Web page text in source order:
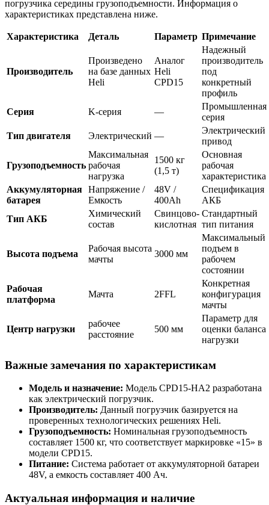
погрузчика середины грузоподъемности. Информация о
характеристиках представлена ниже.
Характеристика Деталь Параметр Примечание
Производитель
Произведено
на базе данных
Heli
Аналог
Heli
CPD15
Надежный
производитель
под
конкретный
профиль
Серия
K-серия —
Промышленная
серия
Тип двигателя
Электрический —
Электрический
привод
Грузоподъемность
Максимальная
рабочая
нагрузка
1500 кг
(1,5 т)
Основная
рабочая
характеристика
Аккумуляторная
батарея
Напряжение /
Емкость
48V /
400Ah
Спецификация
АКБ
Тип АКБ
Химический
состав
Свинцово-
кислотная
Стандартный
тип питания
Высота подъема
Рабочая высота
мачты
3000 мм
Максимальный
подъем в
рабочем
состоянии
Рабочая
платформа
Мачта 2FFL
Конкретная
конфигурация
мачты
Центр нагрузки
рабочее
расстояние
500 мм
Параметр для
оценки баланса
нагрузки
Важные замечания по характеристикам
Модель и назначение: Модель CPD15-HA2 разработана
как электрический погрузчик.
Производитель: Данный погрузчик базируется на
проверенных технологических решениях Heli.
Грузоподъемность: Номинальная грузоподъемность
составляет 1500 кг, что соответствует маркировке «15» в
модели CPD15.
Питание: Система работает от аккумуляторной батареи
48V, а емкость составляет 400 Ач.
Актуальная информация и наличие